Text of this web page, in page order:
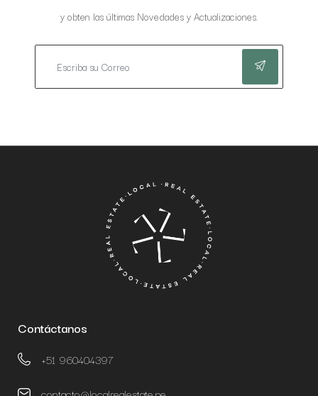
y obten las últimas Novedades y Actualizaciones.
Contáctanos
+51 960404397